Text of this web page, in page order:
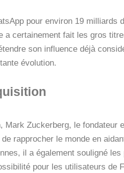
pour environ 19 milliards
certainement fait les gros
son influence déjà
évolution.
Mark Zuckerberg, le
rapprocher le monde en
il a également souligné
pour les utilisateurs de